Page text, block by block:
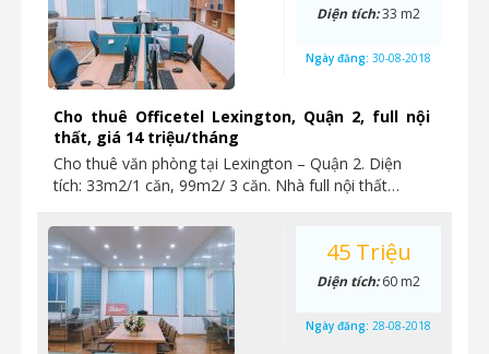
Cho thuê Officetel Lexington, Quận 2, full nội
thất, giá 14 triệu/tháng
Cho thuê văn phòng tại Lexington – Quận 2. Diện
tích: 33m2/1 căn, 99m2/ 3 căn. Nhà full nội thất…
Diện tích:33 m2
Ngày đăng: 30-08-2018
45 Triệu
Diện tích:60 m2
Ngày đăng: 28-08-2018